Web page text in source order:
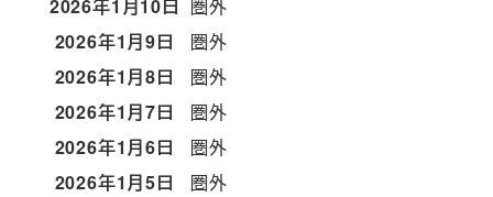
2026年1月10日 圏外
2026年1月9日
圏外
2026年1月8日
圏外
2026年1月7日
圏外
2026年1月6日
圏外
2026年1月5日
圏外